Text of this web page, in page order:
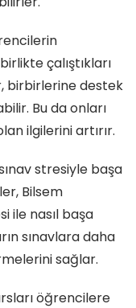
çalıştıkları
birbirlerine destek
Bu da onları
ilgilerini artırır.
stresiyle başa
Bilsem
ile nasıl başa
sınavlara daha
sağlar.
öğrencilere